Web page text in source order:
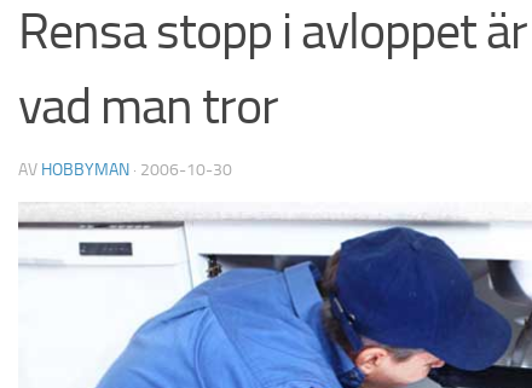
Rensa stopp i avloppet
vad man tror
AV HOBBYMAN · 2006-10-30